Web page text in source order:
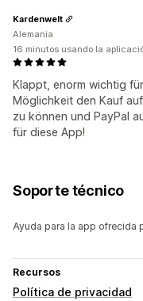
Klappt, enorm wichtig
Möglichkeit den Kauf
zu können und PayPal
für diese App!
Kardenwelt
Alemania
16 minutos usando la
Soporte técnico
Ayuda para la app ofrecida
Recursos
Política de privacidad